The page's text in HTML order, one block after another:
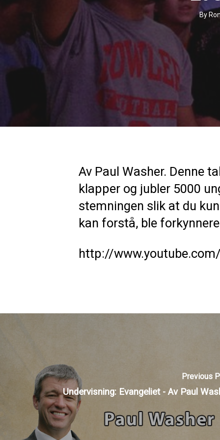
By
Av Paul Washer. Denne
klapper og jubler 5000
stemningen slik at du
kan forstå, ble
http://
Previous
Undervisning: Evangeliet - Av Paul